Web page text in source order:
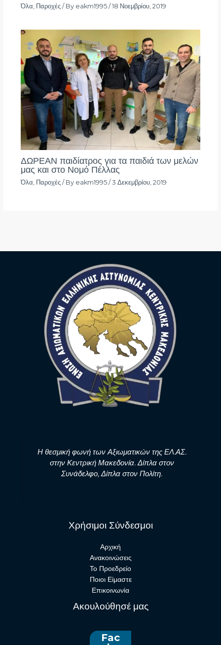
Όλα Παροχές/ By eakm1995 /18 Νοεμβρίου, 2019
ΔΩΡΕΑΝ παιδίατρος για τα παιδιά των μελών
μας και στο Νομό Πέλλας
Όλα Παροχές/ By eakm1995 / 3 Δεκεμβρίου, 2019
Η θεσμική φωνή των Αξιωματικών της ΕΛ.ΑΣ.
στην Κεντρική Μακεδονία. Δίπλα στον
Συνάδελφο, Δίπλα στον Πολίτη.
Χρήσιμοι Σύνδεσμοι
Αρχική
Ανακοινώσεις
Το Προεδρείο
Ποιοι Είμαστε
Επικοινωνία
Ακουλούθησέ μας
Fac